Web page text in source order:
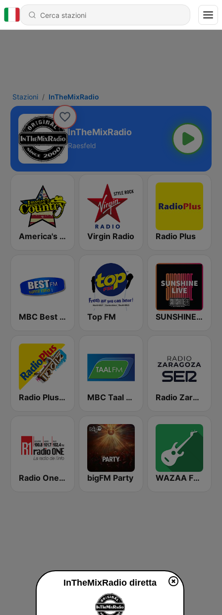
Stazioni InTheMixRadio
InTheMixRadio
Raesfeld
America's Country Virgin Radio Radio Plus
MBC Best FM Top FM SUNSHINE LIVE
Radio Plus Indiz MBC Taal FM Radio Zaragoza SER
Radio One R1 bigFM Party WAZAA FM Mauritius
InTheMixRadio diretta